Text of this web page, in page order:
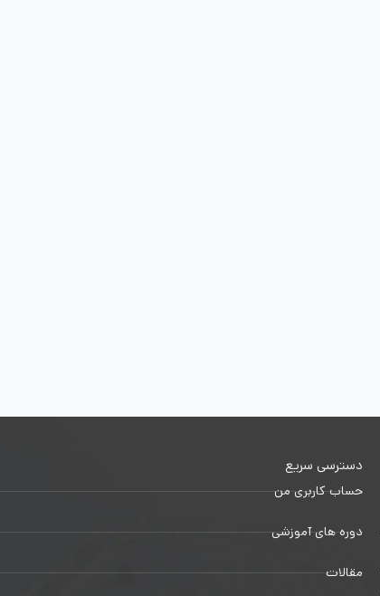
دسترسی سریع
حساب کاربری من
دوره های آموزشی
مقالات